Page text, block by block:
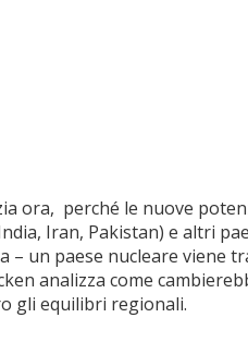
ora, perché le nuove
Iran, Pakistan) e altri
– un paese nucleare viene
analizza come
gli equilibri regionali.